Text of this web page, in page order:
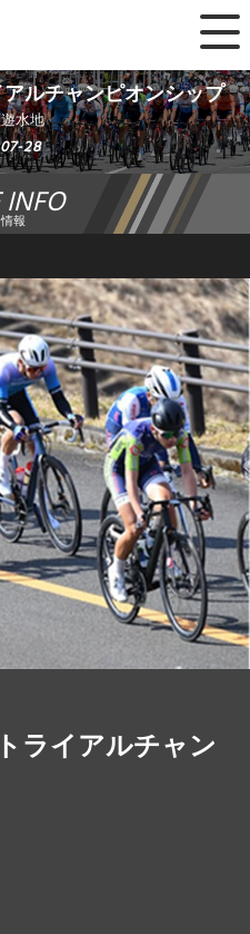
×
ス
日程
ング
選手
イド
登録
リー
とは
ルチャンピオンシップ
水地
28
INFO
報
ライアルチャン